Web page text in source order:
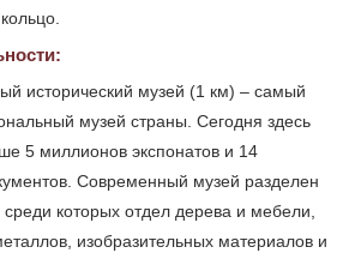
исторический музей (1 км) – самый
музей страны. Сегодня здесь
5 миллионов экспонатов и 14
Современный музей разделен
среди которых отдел дерева и мебели,
изобразительных материалов и